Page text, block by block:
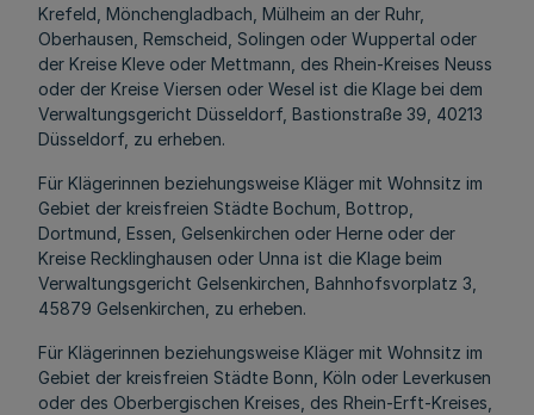
Krefeld, Mönchengladbach, Mülheim an der Ruhr,
Oberhausen, Remscheid, Solingen oder Wuppertal oder
der Kreise Kleve oder Mettmann, des Rhein-Kreises Neuss
oder der Kreise Viersen oder Wesel ist die Klage bei dem
Verwaltungsgericht Düsseldorf, Bastionstraße 39, 40213
Düsseldorf, zu erheben.
Für Klägerinnen beziehungsweise Kläger mit Wohnsitz im
Gebiet der kreisfreien Städte Bochum, Bottrop,
Dortmund, Essen, Gelsenkirchen oder Herne oder der
Kreise Recklinghausen oder Unna ist die Klage beim
Verwaltungsgericht Gelsenkirchen, Bahnhofsvorplatz 3,
45879 Gelsenkirchen, zu erheben.
Für Klägerinnen beziehungsweise Kläger mit Wohnsitz im
Gebiet der kreisfreien Städte Bonn, Köln oder Leverkusen
oder des Oberbergischen Kreises, des Rhein-Erft-Kreises,